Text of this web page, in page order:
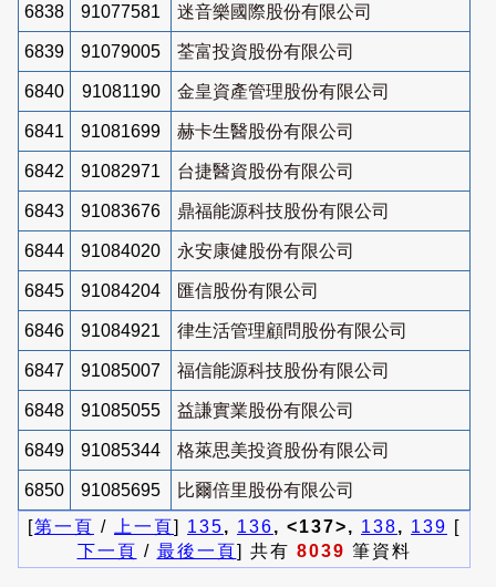
6838 91077581 迷音樂國際股份有限公司
6839 91079005 荃富投資股份有限公司
6840 91081190 金皇資產管理股份有限公司
6841 91081699 赫卡生醫股份有限公司
6842 91082971 台捷醫資股份有限公司
6843 91083676 鼎福能源科技股份有限公司
6844 91084020 永安康健股份有限公司
6845 91084204 匯信股份有限公司
6846 91084921 律生活管理顧問股份有限公司
6847 91085007 福信能源科技股份有限公司
6848 91085055 益謙實業股份有限公司
6849 91085344 格萊思美投資股份有限公司
6850 91085695
比爾倍里股份有限公司
[第一頁 / 上一頁] 135, 136, <137>, 138, 139 [
下一頁 / 最後一頁] 共有 8039 筆資料